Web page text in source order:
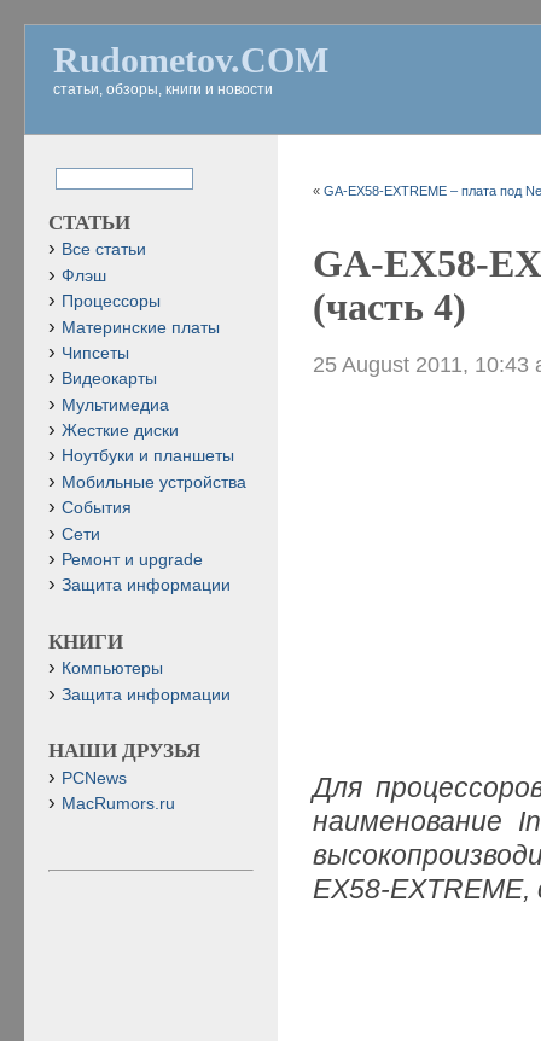
Rudometov.COM
статьи, обзоры, книги и новости
«GA-EX58-EXTREME – плата под
GA-EX58-
(часть 4)
25 August 2011, 10:43
Для
наименование
EX58-
СТАТЬИ
Все статьи
Флэш
Процессоры
Материнские платы
Чипсеты
Видеокарты
Мультимедиа
Жесткие диски
Ноутбуки и планшеты
Мобильные устройства
События
Сети
Ремонт и upgrade
Защита информации
КНИГИ
Компьютеры
Защита информации
НАШИ ДРУЗЬЯ
PCNews
MacRumors.ru